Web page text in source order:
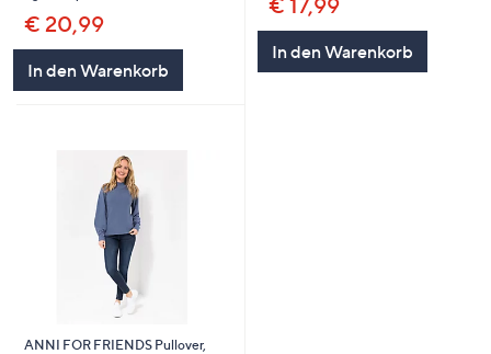
€ 20,99
In den Warenkorb
In den Warenkorb
ANNI FOR FRIENDS Pullover,